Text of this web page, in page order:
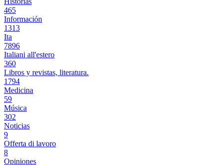
465
Información
1313
Ita
7896
Italiani all'estero
360
Libros y revistas, literatura.
1794
Medicina
59
Música
302
Noticias
9
Offerta di lavoro
8
Opiniones